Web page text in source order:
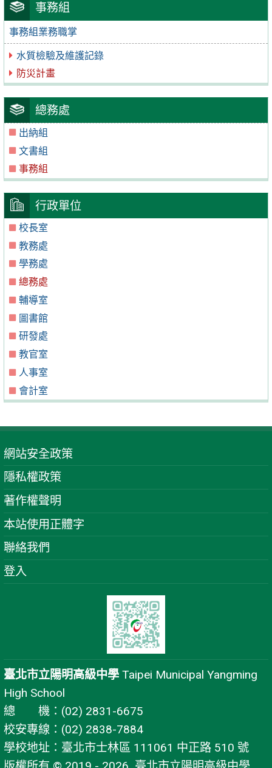
事務組
事務組業務職掌
水質檢驗及維護記錄
防災計畫
總務處
出納組
文書組
事務組
行政單位
校長室
教務處
學務處
總務處
輔導室
圖書館
研發處
教官室
人事室
會計室
網站安全政策
隱私權政策
著作權聲明
本站使用正體字
聯絡我們
登入
臺北市立陽明高級中學 Taipei Municipal Yangming
High School
總 機：(02) 2831-6675
校安專線：(02) 2838-7884
學校地址：臺北市士林區 111061 中正路 510 號